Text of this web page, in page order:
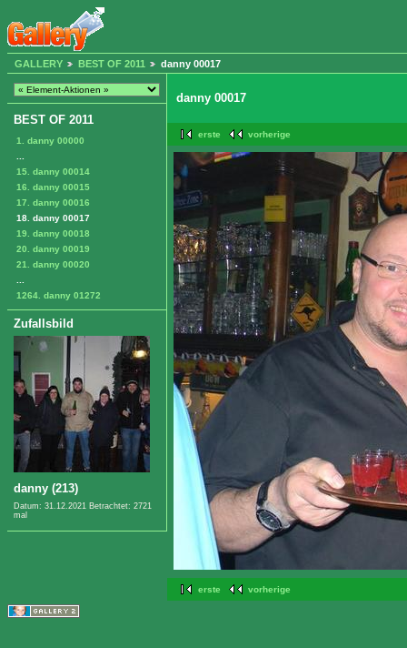
GALLERY BEST OF 2011 danny 00017
BEST OF 2011
1. danny 00000
15. danny 00014
16. danny 00015
17. danny 00016
18. danny 00017
19. danny 00018
20. danny 00019
21. danny 00020
1264. danny 01272
Zufallsbild
danny (213)
Datum: 31.12.2021 Betrachtet: 2721
mal
danny 00017
erste vorherige
erste vorherige